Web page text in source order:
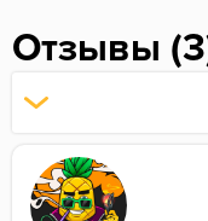
Отзывы